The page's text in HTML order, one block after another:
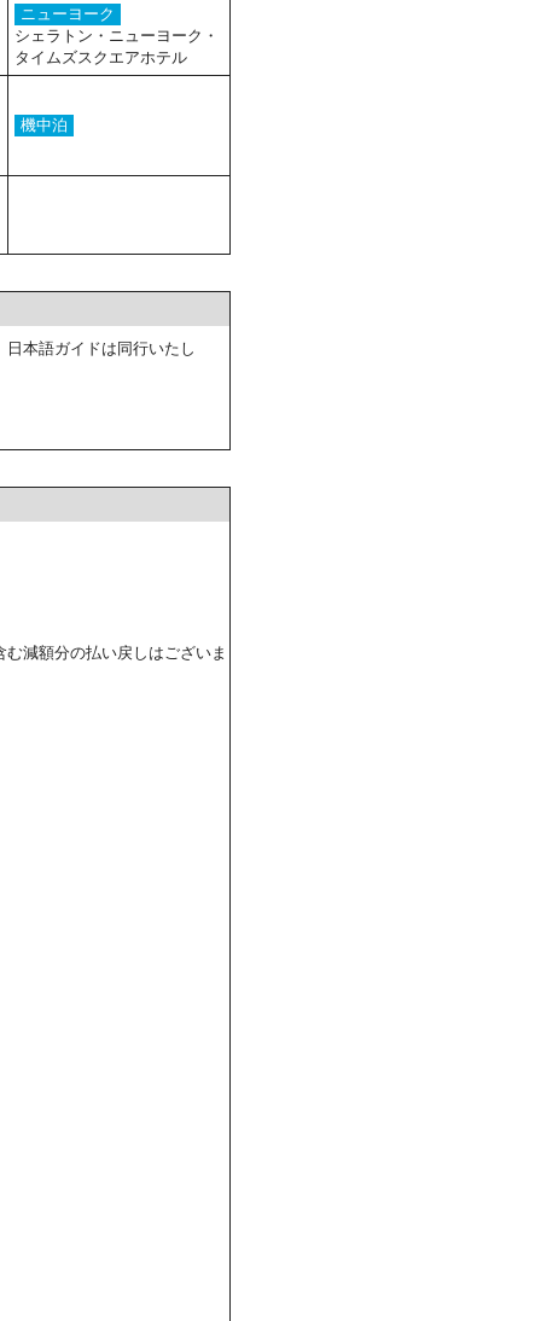
ニューヨーク
シェラトン・ニューヨーク・
タイムズスクエアホテル
機中泊
本語ガイドは同行いたし
減額分の払い戻しはございま